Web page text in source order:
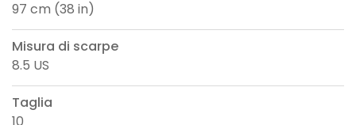
97 cm (38 in)
Misura di scarpe
8.5 US
Taglia